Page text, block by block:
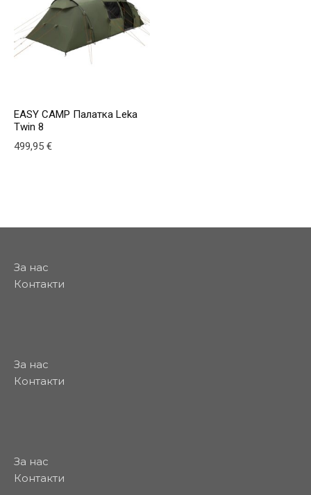
EASY CAMP Палатка Leka
Twin 8
499,95 €
За нас
Контакти
За нас
Контакти
За нас
Контакти